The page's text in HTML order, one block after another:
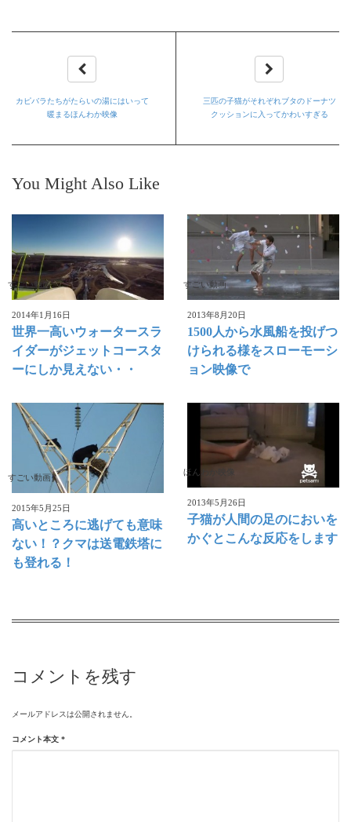
カピバラたちがたらいの湯にはいって
暖まるほんわか映像
三匹の子猫がそれぞれブタのドーナツ
クッションに入ってかわいすぎる
You Might Also Like
すごい動画
2014年1月16日
世界一高いウォータースラ
イダーがジェットコースタ
ーにしか見えない・・
すごい動画
2013年8月20日
1500人から水風船を投げつ
けられる様をスローモーシ
ョン映像で
すごい動画
2015年5月25日
高いところに逃げても意味
ない！？クマは送電鉄塔に
も登れる！
ほんわか映像
2013年5月26日
子猫が人間の足のにおいを
かぐとこんな反応をします
コメントを残す
メールアドレスは公開されません。
コメント本文 *